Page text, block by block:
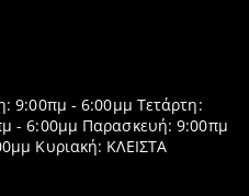
9:00πμ - 6:00μμ Τετάρτη:
- 6:00μμ Παρασκευή: 9:00πμ
Κυριακή: ΚΛΕΙΣΤΑ